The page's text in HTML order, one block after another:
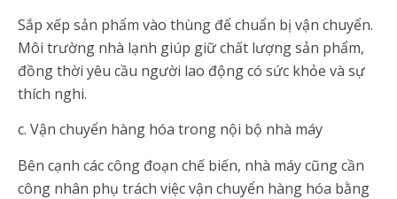
Sắp xếp sản phẩm vào thùng để chuẩn bị vận chuyển.
Môi trường nhà lạnh giúp giữ chất lượng sản phẩm,
đồng thời yêu cầu người lao động có sức khỏe và sự
thích nghi.
c. Vận chuyển hàng hóa trong nội bộ nhà máy
Bên cạnh các công đoạn chế biến, nhà máy cũng cần
công nhân phụ trách việc vận chuyển hàng hóa bằng